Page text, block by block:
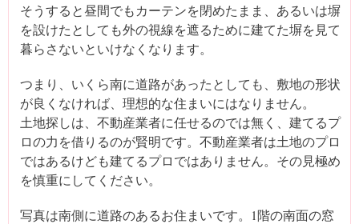
そうすると昼間でもカーテンを閉めたまま、あるいは塀
を設けたとしても外の視線を遮るために建てた塀を見て
暮らさないといけなくなります。
つまり、いくら南に道路があったとしても、敷地の形状
が良くなければ、理想的な住まいにはなりません。
土地探しは、不動産業者に任せるのでは無く、建てるプ
ロの力を借りるのが賢明です。不動産業者は土地のプロ
ではあるけども建てるプロではありません。その見極め
を慎重にしてください。
写真は南側に道路のあるお住まいです。1階の南面の窓